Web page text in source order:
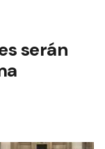
serán